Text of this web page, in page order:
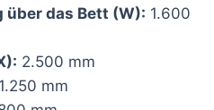
das Bett (W): 1.600
2.500 mm
1.250 mm